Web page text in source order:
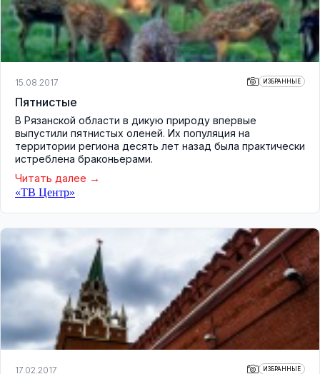
15.08.2017 ИЗБРАННЫЕ
Пятнистые
В Рязанской области в дикую природу впервые
выпустили пятнистых оленей. Их популяция на
территории региона десять лет назад была практически
истреблена браконьерами.
Читать далее
«ТВ Центр»
17.02.2017 ИЗБРАННЫЕ